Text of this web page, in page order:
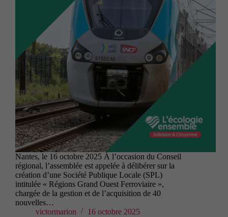
Nantes, le 16 octobre 2025 À l’occasion du Conseil
régional, l’assemblée est appelée à délibérer sur la
création d’une Société Publique Locale (SPL)
intitulée « Régions Grand Ouest Ferroviaire »,
chargée de la gestion et de l’acquisition de 40
nouvelles…
victormarion
16 octobre 2025